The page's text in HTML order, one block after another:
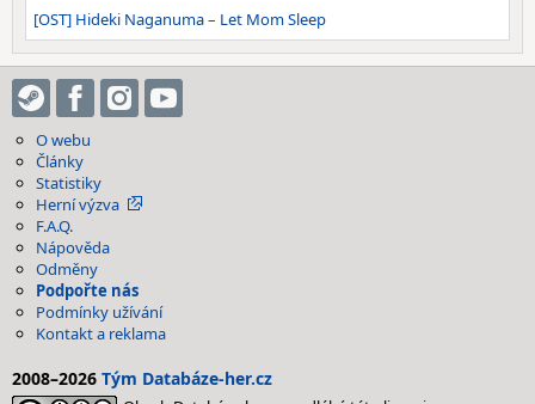
[OST] Hideki Naganuma – Let Mom Sleep
O webu
Články
Statistiky
Herní výzva
F.A.Q.
Nápověda
Odměny
Podpořte nás
Podmínky užívání
Kontakt a reklama
2008–2026 Tým Databáze-her.cz